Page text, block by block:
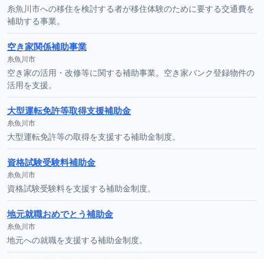
糸魚川市への移住を検討する者が移住体験のために要する交通費を
補助する事業。
空き家関係補助事業
糸魚川市
空き家の活用・改修等に関する補助事業。空き家バンク登録物件の
活用を支援。
大型運転免許等取得支援補助金
糸魚川市
大型運転免許等の取得を支援する補助金制度。
資格試験受験料補助金
糸魚川市
資格試験受験料を支援する補助金制度。
地元就職おめでとう補助金
糸魚川市
地元への就職を支援する補助金制度。